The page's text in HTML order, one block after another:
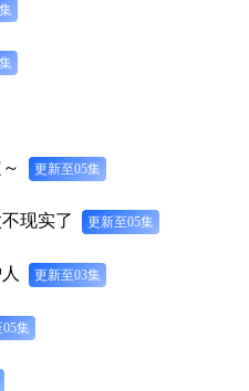
更新至05集
现实了 更新至05集
更新至03集
集